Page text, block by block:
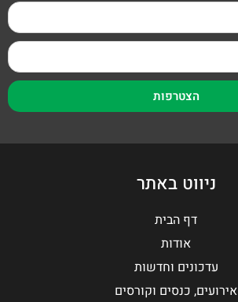
הצטרפות
ניווט באתר
דף הבית
אודות
עדכונים וחדשות
אירועים, כנסים וקורסים